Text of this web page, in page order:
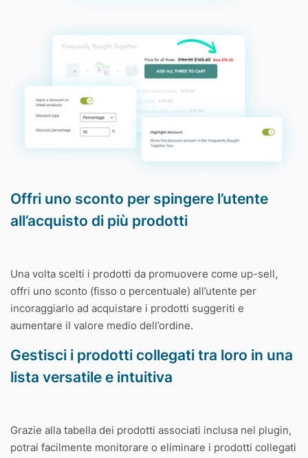
Offri uno sconto per spingere l’utente
all’acquisto di più prodotti
Una volta scelti i prodotti da promuovere come up-sell,
offri uno sconto (fisso o percentuale) all’utente per
incoraggiarlo ad acquistare i prodotti suggeriti e
aumentare il valore medio dell’ordine.
Gestisci i prodotti collegati tra loro in una
lista versatile e intuitiva
Grazie alla tabella dei prodotti associati inclusa nel plugin,
potrai facilmente monitorare o eliminare i prodotti collegati